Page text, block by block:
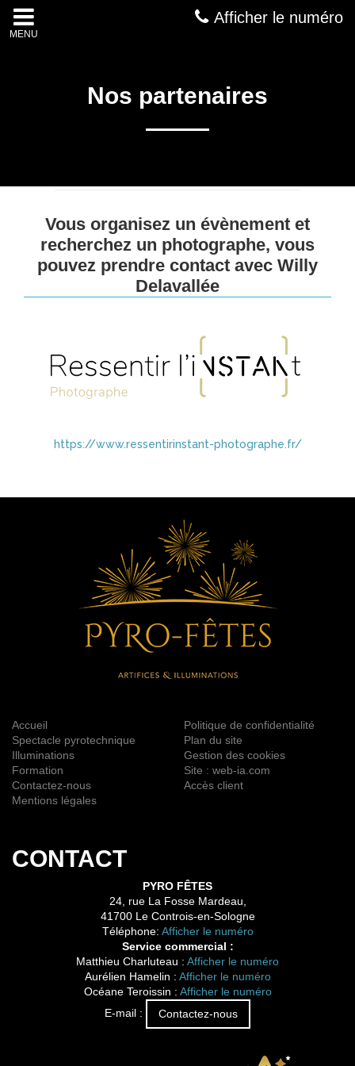
MENU
Afficher le numéro
Nos partenaires
Vous organisez un évènement et
recherchez un photographe, vous
pouvez prendre contact avec Willy
Delavallée
https://www.ressentirinstant-photographe.fr/
Accueil
Spectacle pyrotechnique
Illuminations
Formation
Contactez-nous
Mentions légales
Politique de confidentialité
Plan du site
Gestion des cookies
Site : web-ia.com
Accès client
CONTACT
PYRO FÊTES
24, rue La Fosse Mardeau,
41700 Le Controis-en-Sologne
Téléphone: Afficher le numéro
Service commercial :
Matthieu Charluteau : Afficher le numéro
Aurélien Hamelin : Afficher le numéro
Océane Teroissin : Afficher le numéro
E-mail :
Contactez-nous